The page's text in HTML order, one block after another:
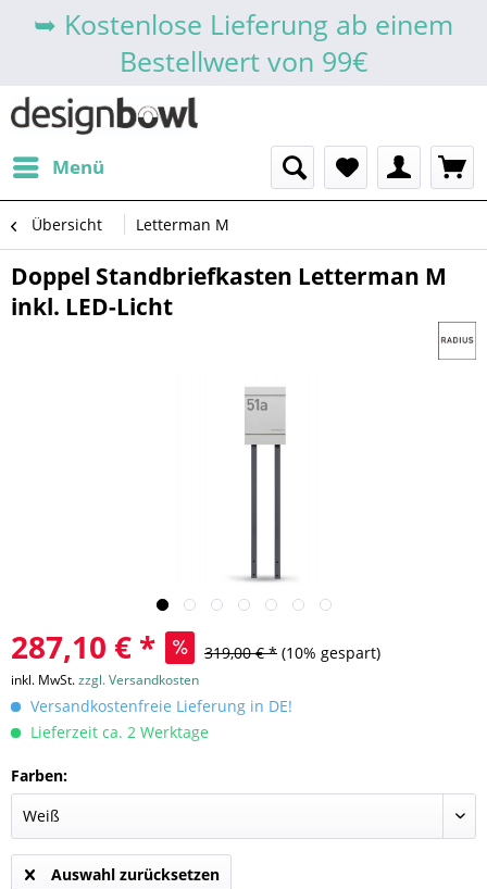
➥ Kostenlose Lieferung ab einem
Bestellwert von 99€
Menü
Übersicht Letterman M
Doppel Standbriefkasten Letterman M
inkl. LED-Licht
287,10 € * 319,00 € * (10% gespart)
inkl. MwSt.zzgl. Versandkosten
Versandkostenfreie Lieferung in DE!
Lieferzeit ca. 2 Werktage
Farben:
Auswahl zurücksetzen